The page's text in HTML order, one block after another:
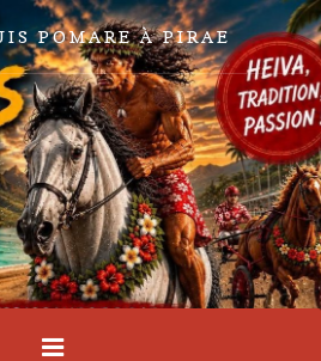
POMARE À PIRAE